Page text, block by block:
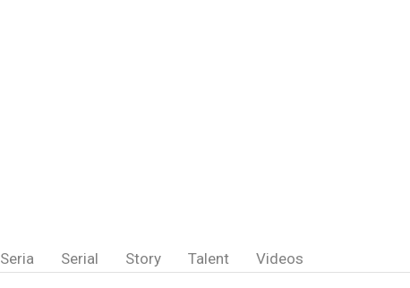
Seria Serial Story Talent Videos